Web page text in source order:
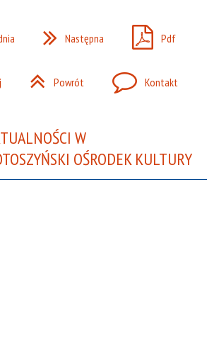
Następna Pdf
Powrót Kontakt
W
OŚRODEK KULTURY